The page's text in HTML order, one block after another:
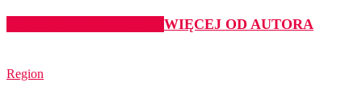
WIĘCEJ OD AUTORA
Region